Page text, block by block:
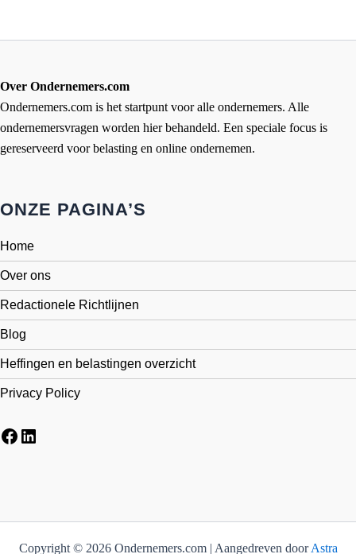
Over Ondernemers.com
Ondernemers.com is het startpunt voor alle ondernemers. Alle
ondernemersvragen worden hier behandeld. Een speciale focus is
gereserveerd voor belasting en online ondernemen.
ONZE PAGINA’S
Home
Over ons
Redactionele Richtlijnen
Blog
Heffingen en belastingen overzicht
Privacy Policy
Facebook
LinkedIn
Copyright © 2026 Ondernemers.com | Aangedreven doorAstra